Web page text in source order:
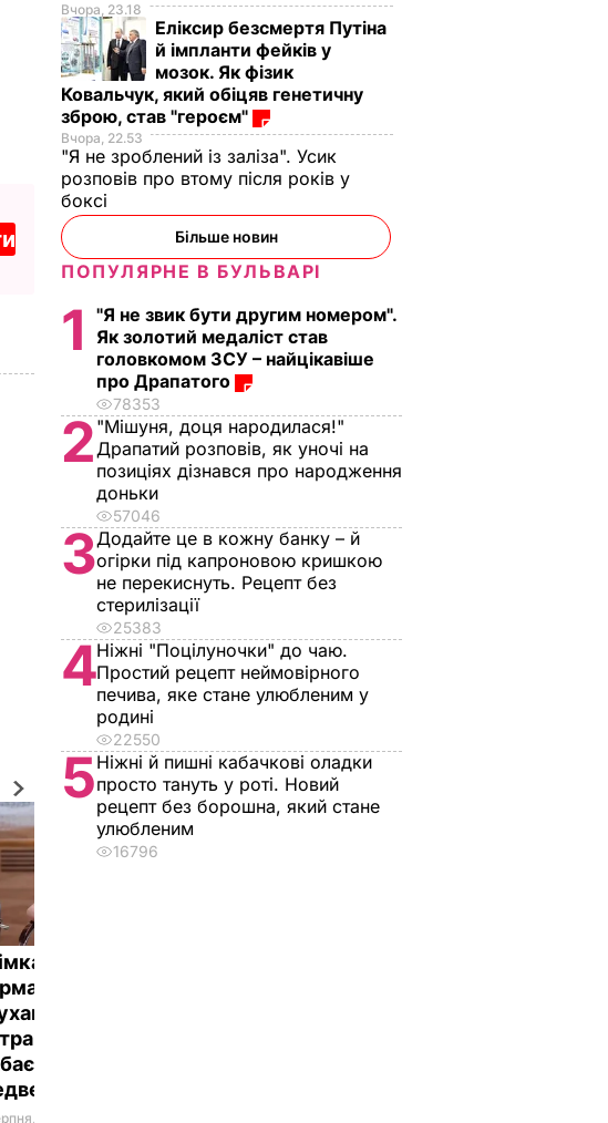
був наче
поки не
У мережу
знімки
з
20.39
Вчора, 23.18
Еліксир безсмертя Путіна
й імпланти фейків у
мозок. Як фізик
Ковальчук, який обіцяв генетичну
зброю, став "героєм"
Вчора, 22.53
"Я не зроблений із заліза". Усик
розповів про втому після років у
боксі
Більше новин
ПОПУЛЯРНЕ В БУЛЬВАРІ
1
"Я не звик бути другим номером".
Як золотий медаліст став
головкомом ЗСУ – найцікавіше
про Драпатого
78353
2 "Мішуня, доця народилася!"
Драпатий розповів, як уночі на
позиціях дізнався про народження
доньки
57046
3Додайте це в кожну банку – й
огірки під капроновою кришкою
не перекиснуть. Рецепт без
стерилізації
25383
4Ніжні "Поцілуночки" до чаю.
Простий рецепт неймовірного
печива, яке стане улюбленим у
родині
22550
5Ніжні й пишні кабачкові оладки
просто тануть у роті. Новий
рецепт без борошна, який стане
улюбленим
16796